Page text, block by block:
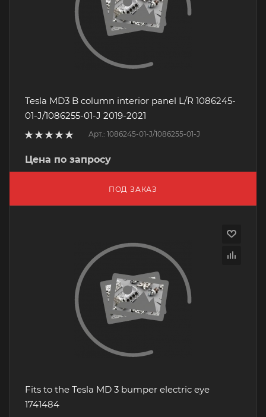
Tesla MD3 B column interior panel L/R 1086245-
01-J/1086255-01-J 2019-2021
Арт.: 1086245-01-J/1086255-01-J
Цена по запросу
ПОД ЗАКАЗ
Fits to the Tesla MD 3 bumper electric eye
1741484